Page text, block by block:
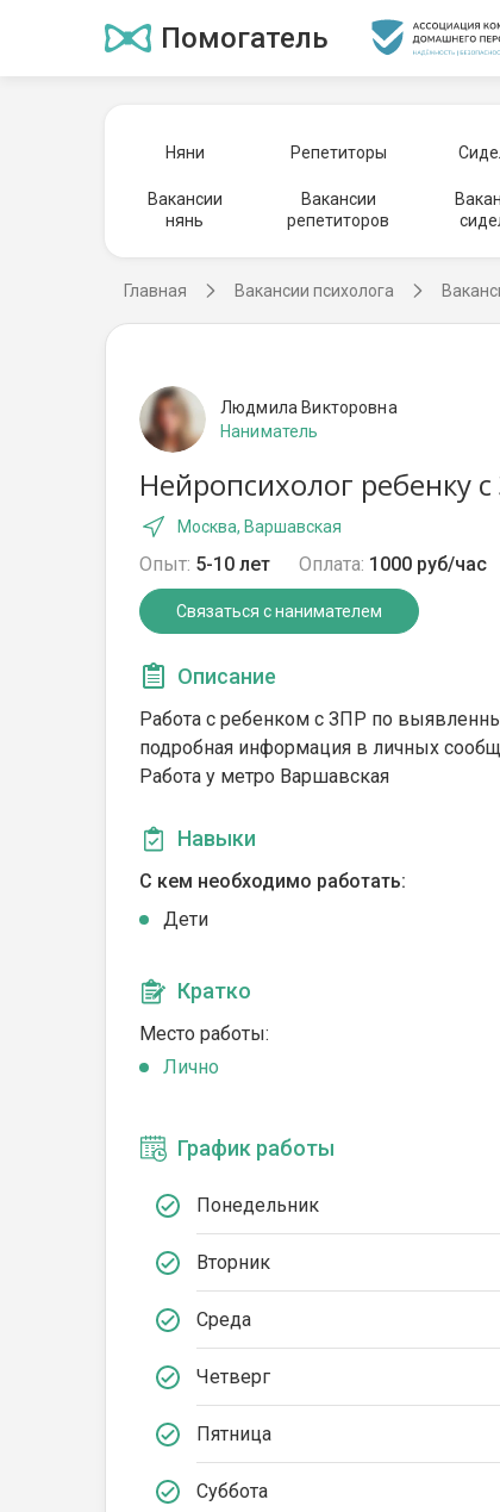
Помогатель
Няни Репетиторы
Вакансии
нянь
Вакансии
репетиторов
Главная Вакансии психолога
Людмила Викторовна
Наниматель
Нейропсихолог ребенку
Москва, Варшавская
Опыт: 5-10 лет Оплата: 1000 руб/час
Связаться с нанимателем
Описание
Работа с ребенком с ЗПР по
подробная информация в личных
Работа у метро Варшавская
Навыки
С кем необходимо работать:
Дети
Кратко
Место работы:
Лично
График работы
Понедельник
Вторник
Среда
Четверг
Пятница
Суббота